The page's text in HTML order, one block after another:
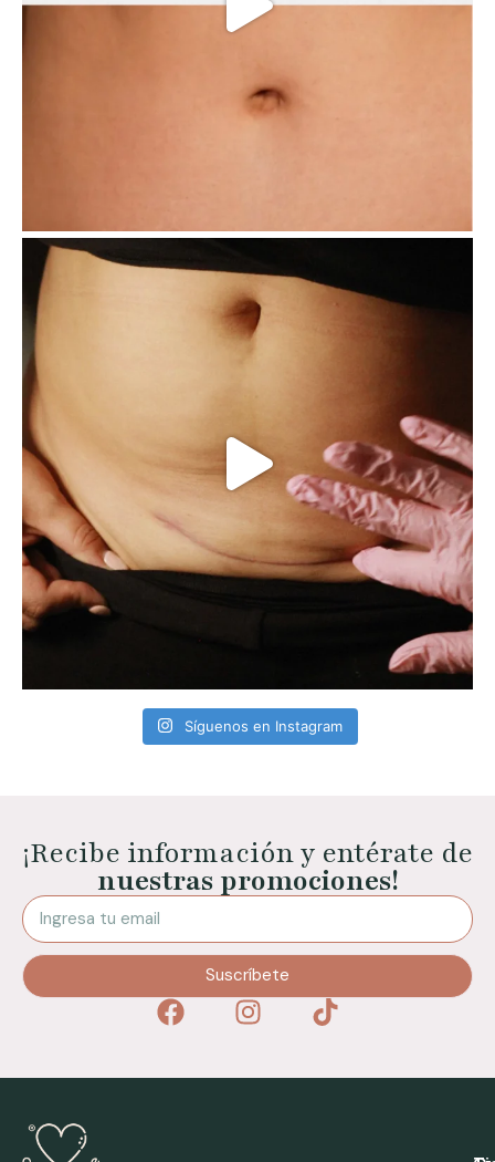
Síguenos en Instagram
¡Recibe información y entérate de
nuestras promociones!
Suscríbete